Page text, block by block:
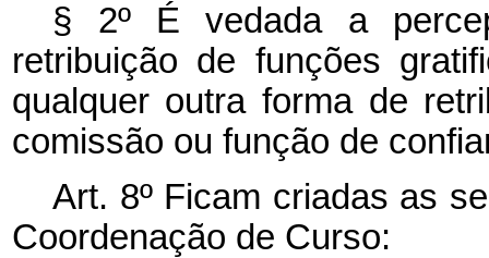
§ 2º É vedada a
retribuição de funções
qualquer outra forma de
comissão ou função de
Art. 8º Ficam criadas as
Coordenação de Curso: